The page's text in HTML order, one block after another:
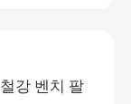
강 벤치 팔